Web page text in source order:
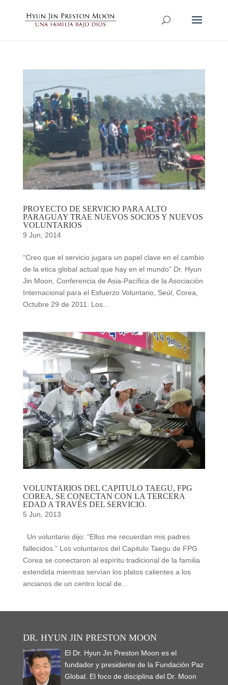
PROYECTO DE SERVICIO PARA ALTO
PARAGUAY TRAE NUEVOS SOCIOS Y NUEVOS
VOLUNTARIOS
9 Jun, 2014
“Creo que el servicio jugara un papel clave en el cambio
de la etica global actual que hay en el mundo” Dr. Hyun
Jin Moon, Conferencia de Asia-Pacífica de la Asociación
Internacional para el Esfuerzo Voluntario, Seúl, Corea,
Octubre 29 de 2011. Los...
VOLUNTARIOS DEL CAPITULO TAEGU, FPG
COREA, SE CONECTAN CON LA TERCERA
EDAD A TRAVÉS DEL SERVICIO.
5 Jun, 2013
Un voluntario dijo: “Ellos me recuerdan mis padres
fallecidos.” Los voluntarios del Capitulo Taegu de FPG
Corea se conectaron al espíritu tradicional de la familia
extendida mientras servían los platos calientes a los
ancianos de un centro local de...
DR. HYUN JIN PRESTON MOON
El Dr. Hyun Jin Preston Moon es el
fundador y presidente de la Fundación Paz
Global. El foco de disciplina del Dr. Moon